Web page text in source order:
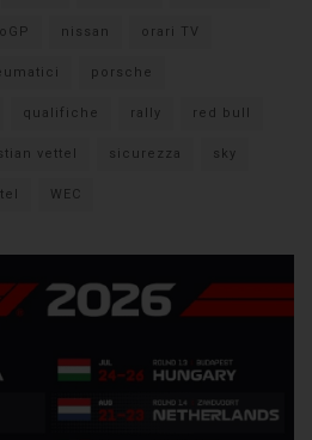
nissan orari TV
porsche
qualifiche rally red bull
vettel sicurezza sky
WEC